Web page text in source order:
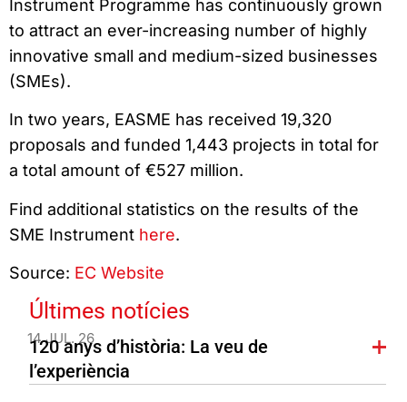
Instrument Programme has continuously grown
to attract an ever-increasing number of highly
innovative small and medium-sized businesses
(SMEs).
In two years, EASME has received 19,320
proposals and funded 1,443 projects in total for
a total amount of €527 million.
Find additional statistics on the results of the
SME Instrument here.
Source: EC Website
Últimes notícies
14 JUL. 26
120 anys d’història: La veu de
l’experiència